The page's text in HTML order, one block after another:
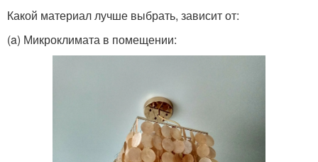
Какой материал лучше выбрать, зависит от:
(a) Микроклимата в помещении: